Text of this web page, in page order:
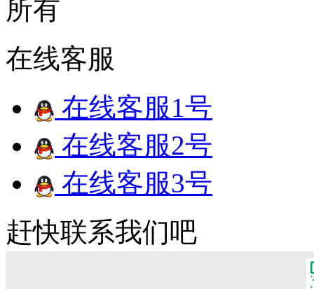
所有
在线客服
在线客服1号
在线客服2号
在线客服3号
赶快联系我们吧